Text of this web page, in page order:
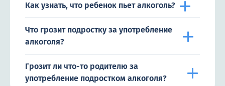
Как узнать, что ребенок пьет алкоголь?
Что грозит подростку за употребление
алкоголя?
Грозит ли что-то родителю за
употребление подростком алкоголя?